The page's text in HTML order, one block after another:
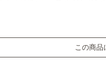
この商品